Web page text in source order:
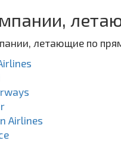
летающие по
Airlines